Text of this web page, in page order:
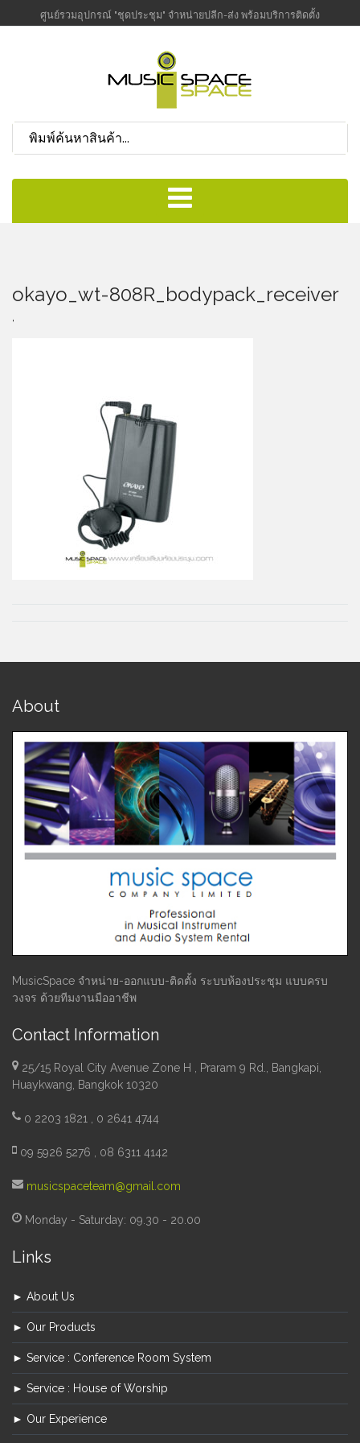
ศูนย์รวมอุปกรณ์ "ชุดประชุม" จำหน่ายปลีก-ส่ง พร้อมบริการติดตั้ง
okayo_wt-808R_bodypack_receiver
About
MusicSpace จำหน่าย-ออกแบบ-ติดตั้ง ระบบห้องประชุม แบบครบ
วงจร ด้วยทีมงานมืออาชีพ
Contact Information
25/15 Royal City Avenue Zone H , Praram 9 Rd., Bangkapi,
Huaykwang, Bangkok 10320
0 2203 1821 , 0 2641 4744
09 5926 5276 , 08 6311 4142
musicspaceteam@gmail.com
Monday - Saturday: 09.30 - 20.00
Links
► About Us
► Our Products
► Service : Conference Room System
► Service : House of Worship
► Our Experience